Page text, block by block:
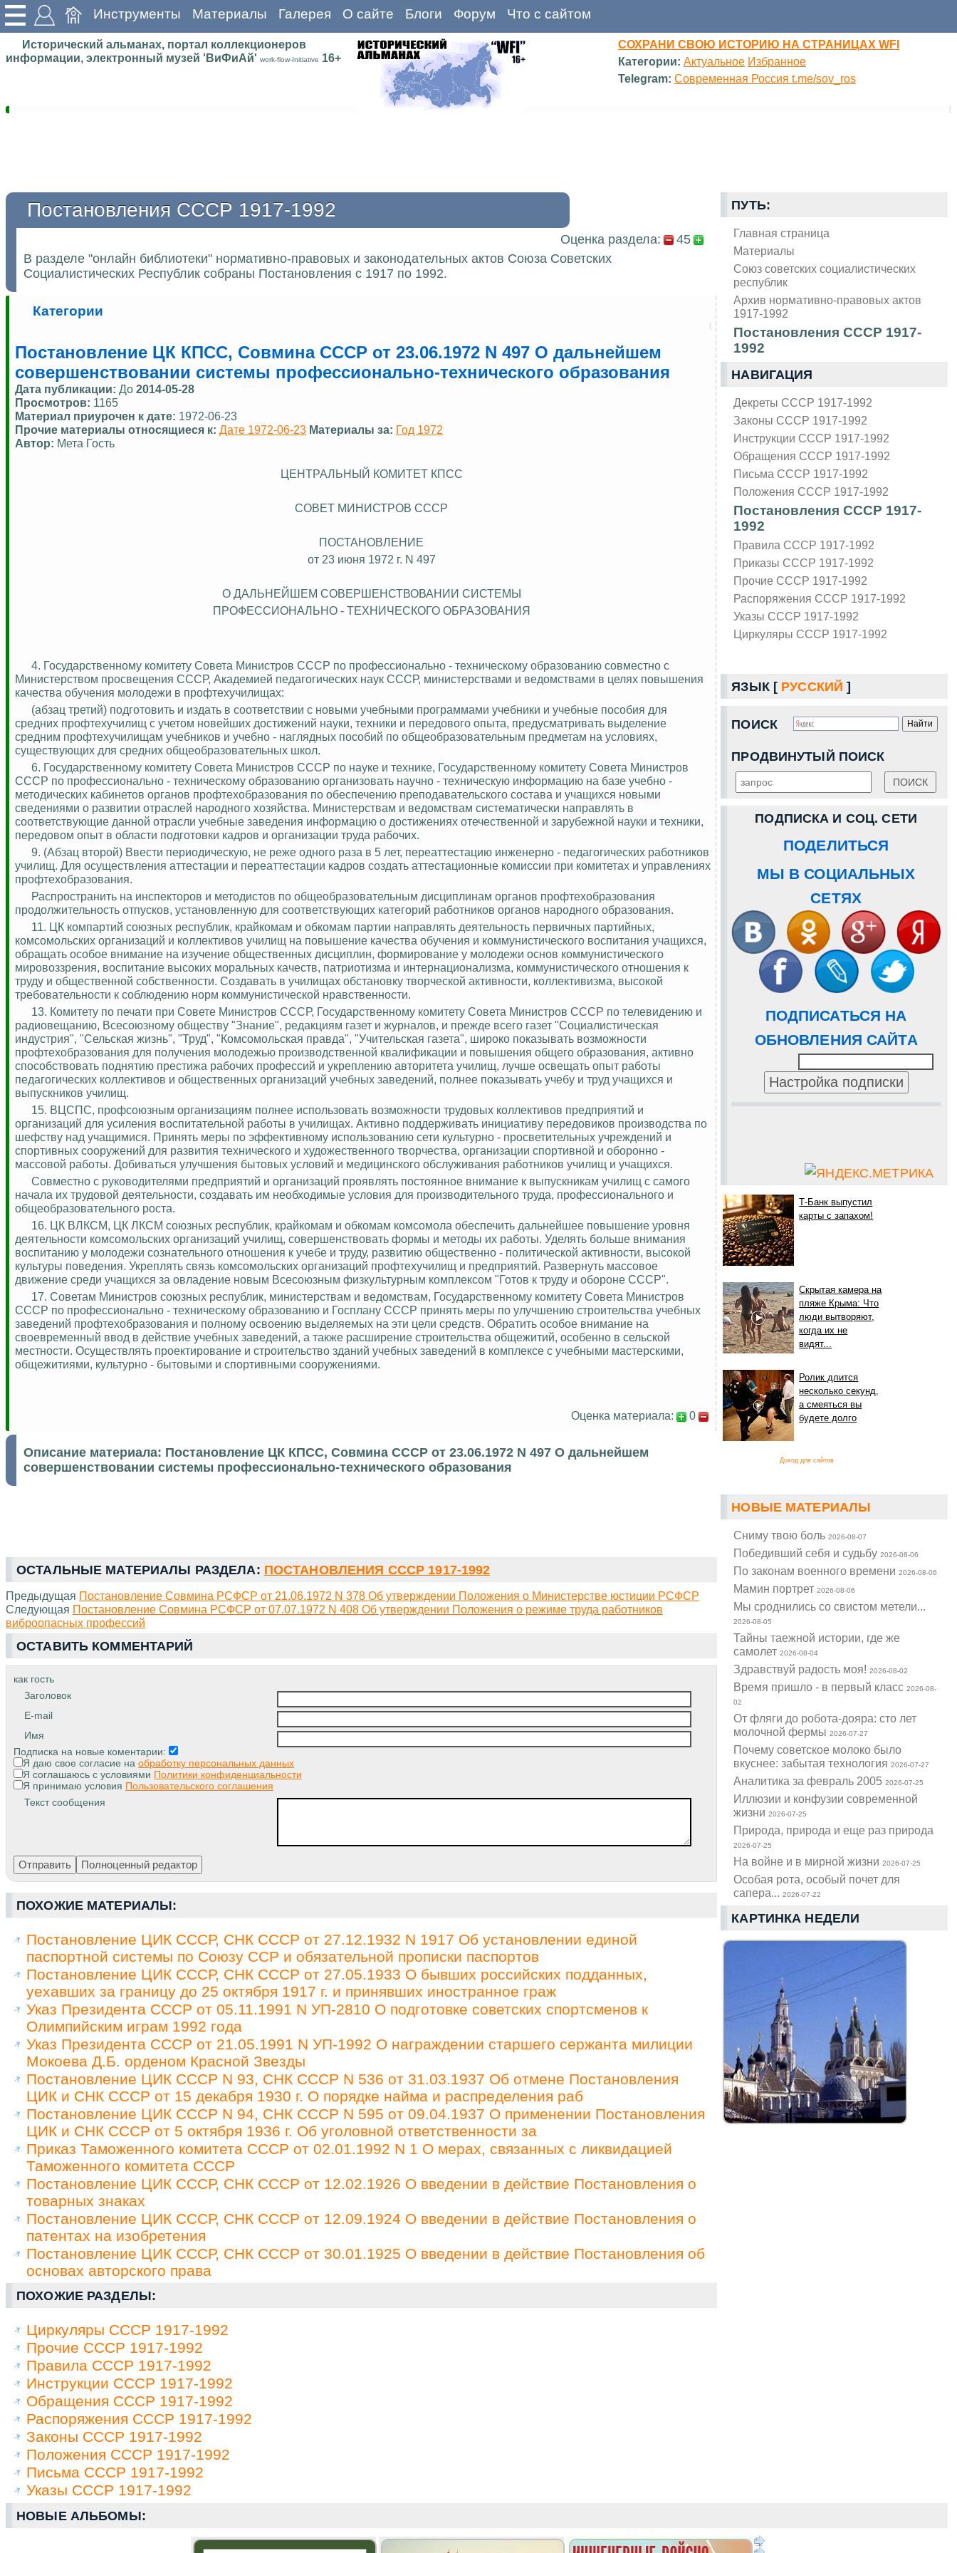
Инструменты Материалы Галерея О сайте Блоги Форум Что с сайтом
Исторический альманах, портал коллекционеров
информации, электронный музей 'ВиФиАй' work-flow-Initiative 16+
СОХРАНИ СВОЮ ИСТОРИЮ НА СТРАНИЦАХ WFI
Категории: Актуальное Избранное
Telegram: Современная Россия t.me/sov_ros
ПУТЬ:
Главная страница
Материалы
Союз советских социалистических
республик
Архив нормативно-правовых актов
1917-1992
Постановления СССР 1917-
1992
НАВИГАЦИЯ
Декреты СССР 1917-1992
Законы СССР 1917-1992
Инструкции СССР 1917-1992
Обращения СССР 1917-1992
Письма СССР 1917-1992
Положения СССР 1917-1992
Постановления СССР 1917-
1992
Правила СССР 1917-1992
Приказы СССР 1917-1992
Прочие СССР 1917-1992
Распоряжения СССР 1917-1992
Указы СССР 1917-1992
Циркуляры СССР 1917-1992
ЯЗЫК [ РУССКИЙ ]
ПОИСК
ПРОДВИНУТЫЙ ПОИСК
ПОДПИСКА И СОЦ. СЕТИ
ПОДЕЛИТЬСЯ
МЫ В СОЦИАЛЬНЫХ
СЕТЯХ
ПОДПИСАТЬСЯ НА
ОБНОВЛЕНИЯ САЙТА
Т-Банк выпустил
карты с запахом!
Скрытая камера на
пляже Крыма: Что
люди вытворяют,
когда их не
видят...
Ролик длится
несколько секунд,
а смеяться вы
будете долго
Доход для сайтов
НОВЫЕ МАТЕРИАЛЫ
Cниму твою боль2026-08-07
Победивший себя и судьбу2026-08-06
По законам военного времени2026-08-06
Мамин портрет2026-08-06
Мы сроднились со свистом метели...
2026-08-05
Тайны таежной истории, где же
самолет2026-08-04
Здравствуй радость моя!2026-08-02
Время пришло - в первый класс2026-08-
02
От фляги до робота-дояра: сто лет
молочной фермы2026-07-27
Почему советское молоко было
вкуснее: забытая технология2026-07-27
Аналитика за февраль 20052026-07-25
Иллюзии и конфузии современной
жизни2026-07-25
Природа, природа и еще раз природа
2026-07-25
На войне и в мирной жизни2026-07-25
Особая рота, особый почет для
сапера...2026-07-22
КАРТИНКА НЕДЕЛИ
Постановления СССР 1917-1992
Оценка раздела:
45
В разделе "онлайн библиотеки" нормативно-правовых и законодательных актов Союза Советских
Социалистических Республик собраны Постановления с 1917 по 1992.
Категории
Постановление ЦК КПСС, Совмина СССР от 23.06.1972 N 497 О дальнейшем
совершенствовании системы профессионально-технического образования
Дата публикации: До 2014-05-28
Просмотров: 1165
Материал приурочен к дате: 1972-06-23
Прочие материалы относящиеся к: Дате 1972-06-23 Материалы за: Год 1972
Автор: Мета Гость
ЦЕНТРАЛЬНЫЙ КОМИТЕТ КПСС
СОВЕТ МИНИСТРОВ СССР
ПОСТАНОВЛЕНИЕ
от 23 июня 1972 г. N 497
О ДАЛЬНЕЙШЕМ СОВЕРШЕНСТВОВАНИИ СИСТЕМЫ
ПРОФЕССИОНАЛЬНО - ТЕХНИЧЕСКОГО ОБРАЗОВАНИЯ
4. Государственному комитету Совета Министров СССР по профессионально - техническому образованию совместно с
Министерством просвещения СССР, Академией педагогических наук СССР, министерствами и ведомствами в целях повышения
качества обучения молодежи в профтехучилищах:
(абзац третий) подготовить и издать в соответствии с новыми учебными программами учебники и учебные пособия для
средних профтехучилищ с учетом новейших достижений науки, техники и передового опыта, предусматривать выделение
средним профтехучилищам учебников и учебно - наглядных пособий по общеобразовательным предметам на условиях,
существующих для средних общеобразовательных школ.
6. Государственному комитету Совета Министров СССР по науке и технике, Государственному комитету Совета Министров
СССР по профессионально - техническому образованию организовать научно - техническую информацию на базе учебно -
методических кабинетов органов профтехобразования по обеспечению преподавательского состава и учащихся новыми
сведениями о развитии отраслей народного хозяйства. Министерствам и ведомствам систематически направлять в
соответствующие данной отрасли учебные заведения информацию о достижениях отечественной и зарубежной науки и техники,
передовом опыт в области подготовки кадров и организации труда рабочих.
9. (Абзац второй) Ввести периодическую, не реже одного раза в 5 лет, переаттестацию инженерно - педагогических работников
училищ. Для осуществления аттестации и переаттестации кадров создать аттестационные комиссии при комитетах и управлениях
профтехобразования
Распространить на инспекторов и методистов по общеобразовательным дисциплинам органов профтехобразования
продолжительность отпусков, установленную для соответствующих категорий работников органов народного образования.
11. ЦК компартий союзных республик, крайкомам и обкомам партии направлять деятельность первичных партийных,
комсомольских организаций и коллективов училищ на повышение качества обучения и коммунистического воспитания учащихся,
обращать особое внимание на изучение общественных дисциплин, формирование у молодежи основ коммунистического
мировоззрения, воспитание высоких моральных качеств, патриотизма и интернационализма, коммунистического отношения к
труду и общественной собственности. Создавать в училищах обстановку творческой активности, коллективизма, высокой
требовательности к соблюдению норм коммунистической нравственности.
13. Комитету по печати при Совете Министров СССР, Государственному комитету Совета Министров СССР по телевидению и
радиовещанию, Всесоюзному обществу "Знание", редакциям газет и журналов, и прежде всего газет "Социалистическая
индустрия", "Сельская жизнь", "Труд", "Комсомольская правда", "Учительская газета", широко показывать возможности
профтехобразования для получения молодежью производственной квалификации и повышения общего образования, активно
способствовать поднятию престижа рабочих профессий и укреплению авторитета училищ, лучше освещать опыт работы
педагогических коллективов и общественных организаций учебных заведений, полнее показывать учебу и труд учащихся и
выпускников училищ.
15. ВЦСПС, профсоюзным организациям полнее использовать возможности трудовых коллективов предприятий и
организаций для усиления воспитательной работы в училищах. Активно поддерживать инициативу передовиков производства по
шефству над учащимися. Принять меры по эффективному использованию сети культурно - просветительных учреждений и
спортивных сооружений для развития технического и художественного творчества, организации спортивной и оборонно -
массовой работы. Добиваться улучшения бытовых условий и медицинского обслуживания работников училищ и учащихся.
Совместно с руководителями предприятий и организаций проявлять постоянное внимание к выпускникам училищ с самого
начала их трудовой деятельности, создавать им необходимые условия для производительного труда, профессионального и
общеобразовательного роста.
16. ЦК ВЛКСМ, ЦК ЛКСМ союзных республик, крайкомам и обкомам комсомола обеспечить дальнейшее повышение уровня
деятельности комсомольских организаций училищ, совершенствовать формы и методы их работы. Уделять больше внимания
воспитанию у молодежи сознательного отношения к учебе и труду, развитию общественно - политической активности, высокой
культуры поведения. Укреплять связь комсомольских организаций профтехучилищ и предприятий. Развернуть массовое
движение среди учащихся за овладение новым Всесоюзным физкультурным комплексом "Готов к труду и обороне СССР".
17. Советам Министров союзных республик, министерствам и ведомствам, Государственному комитету Совета Министров
СССР по профессионально - техническому образованию и Госплану СССР принять меры по улучшению строительства учебных
заведений профтехобразования и полному освоению выделяемых на эти цели средств. Обратить особое внимание на
своевременный ввод в действие учебных заведений, а также расширение строительства общежитий, особенно в сельской
местности. Осуществлять проектирование и строительство зданий учебных заведений в комплексе с учебными мастерскими,
общежитиями, культурно - бытовыми и спортивными сооружениями.
Оценка материала: 0
Описание материала: Постановление ЦК КПСС, Совмина СССР от 23.06.1972 N 497 О дальнейшем
совершенствовании системы профессионально-технического образования
ОСТАЛЬНЫЕ МАТЕРИАЛЫ РАЗДЕЛА: ПОСТАНОВЛЕНИЯ СССР 1917-1992
Предыдущая Постановление Совмина РСФСР от 21.06.1972 N 378 Об утверждении Положения о Министерстве юстиции РСФСР
Следующая Постановление Совмина РСФСР от 07.07.1972 N 408 Об утверждении Положения о режиме труда работников
виброопасных профессий
ОСТАВИТЬ КОММЕНТАРИЙ
как гость
Заголовок
E-mail
Имя
Подписка на новые коментарии:
Я даю свое согласие на обработку персональных данных
Я соглашаюсь с условиями Политики конфиденциальности
Я принимаю условия Пользовательского соглашения
Текст сообщения
ПОХОЖИЕ МАТЕРИАЛЫ:
Постановление ЦИК СССР, СНК СССР от 27.12.1932 N 1917 Об установлении единой
паспортной системы по Союзу ССР и обязательной прописки паспортов
Постановление ЦИК СССР, СНК СССР от 27.05.1933 О бывших российских подданных,
уехавших за границу до 25 октября 1917 г. и принявших иностранное граж
Указ Президента СССР от 05.11.1991 N УП-2810 О подготовке советских спортсменов к
Олимпийским играм 1992 года
Указ Президента СССР от 21.05.1991 N УП-1992 О награждении старшего сержанта милиции
Мокоева Д.Б. орденом Красной Звезды
Постановление ЦИК СССР N 93, СНК СССР N 536 от 31.03.1937 Об отмене Постановления
ЦИК и СНК СССР от 15 декабря 1930 г. О порядке найма и распределения раб
Постановление ЦИК СССР N 94, СНК СССР N 595 от 09.04.1937 О применении Постановления
ЦИК и СНК СССР от 5 октября 1936 г. Об уголовной ответственности за
Приказ Таможенного комитета СССР от 02.01.1992 N 1 О мерах, связанных с ликвидацией
Таможенного комитета СССР
Постановление ЦИК СССР, СНК СССР от 12.02.1926 О введении в действие Постановления о
товарных знаках
Постановление ЦИК СССР, СНК СССР от 12.09.1924 О введении в действие Постановления о
патентах на изобретения
Постановление ЦИК СССР, СНК СССР от 30.01.1925 О введении в действие Постановления об
основах авторского права
ПОХОЖИЕ РАЗДЕЛЫ:
Циркуляры СССР 1917-1992
Прочие СССР 1917-1992
Правила СССР 1917-1992
Инструкции СССР 1917-1992
Обращения СССР 1917-1992
Распоряжения СССР 1917-1992
Законы СССР 1917-1992
Положения СССР 1917-1992
Письма СССР 1917-1992
Указы СССР 1917-1992
НОВЫЕ АЛЬБОМЫ: